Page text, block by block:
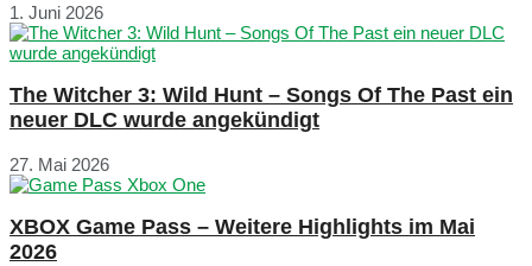
1. Juni 2026
The Witcher 3: Wild Hunt – Songs Of The Past ein
neuer DLC wurde angekündigt
27. Mai 2026
XBOX Game Pass – Weitere Highlights im Mai
2026